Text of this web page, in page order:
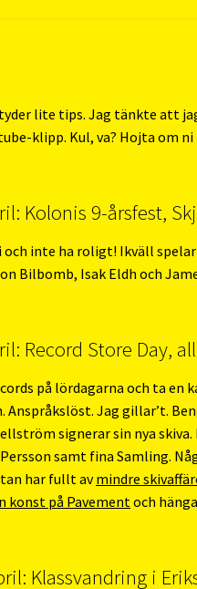
lite tips. Jag tänkte att
klipp. Kul, va? Hojta om
Kolonis 9-årsfest,
inte ha roligt! Ikväll
Bilbomb, Isak Eldh och
Record Store Day,
på lördagarna och ta
Jag gillar’t.
signerar sin nya
samt fina Samling.
har fullt avmindre
konst på Pavementoch
Klassvandring i